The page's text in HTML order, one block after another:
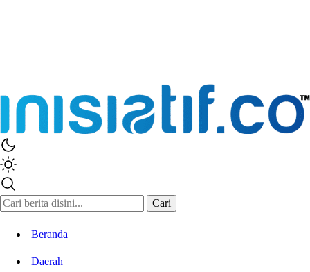
Inisiatif.co
Stay Connected Stay Informed
Cari
Beranda
Daerah